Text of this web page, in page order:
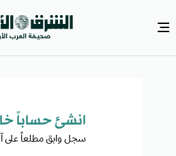
انشئ حساباً
سجل وابق مطلعاً على